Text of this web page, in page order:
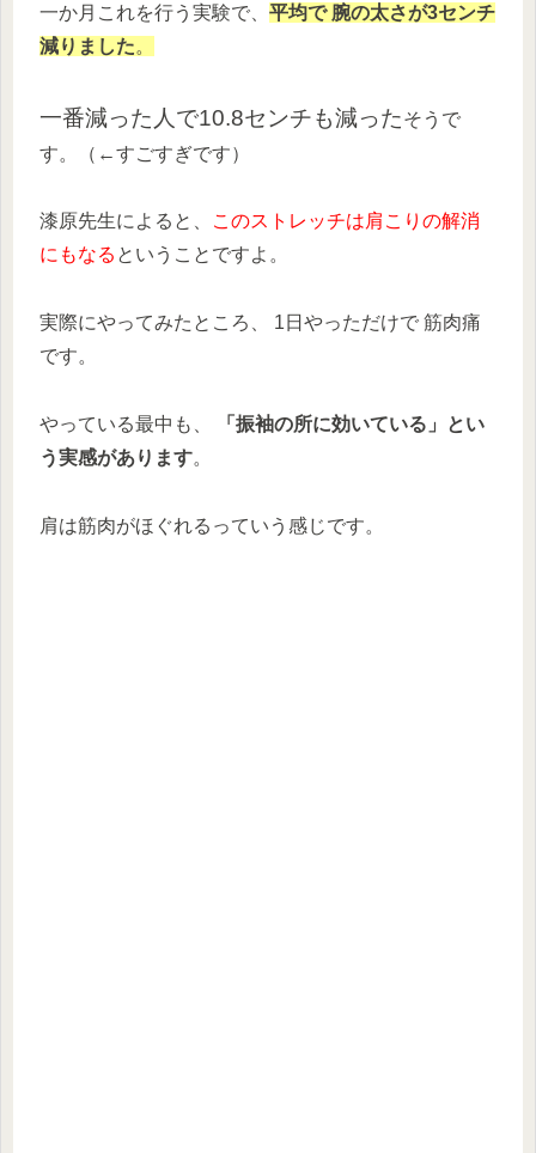
一か月これを行う実験で、 平均で 腕の太さが3センチ
減りました。
一番減った人で10.8センチも減ったそうで
す。（←すごすぎです）
漆原先生によると、
このストレッチは肩こりの解消
にもなる ということですよ。
実際にやってみたところ、 1日やっただけで 筋肉痛
です。
やっている最中も、
「振袖の所に効いている」とい
う実感があります。
肩は筋肉がほぐれるっていう感じです。